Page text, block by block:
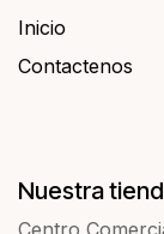
Inicio
Contactenos​​
Nuestra
Centro